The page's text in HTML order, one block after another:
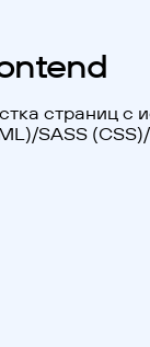
страниц с
SASS